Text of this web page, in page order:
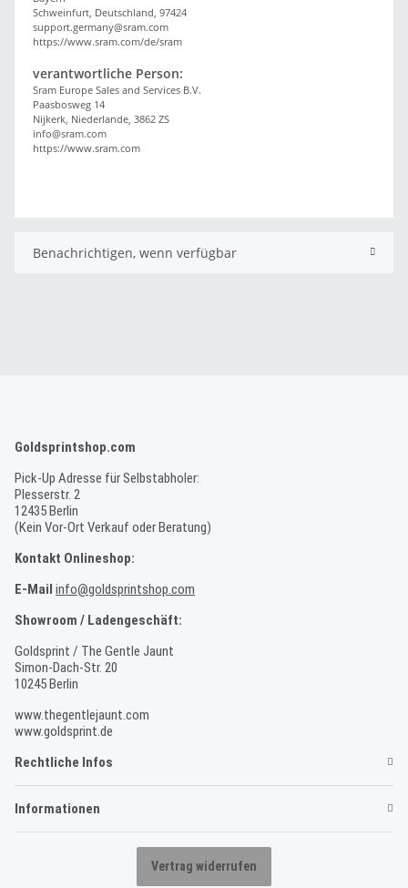
Schweinfurt, Deutschland, 97424
support.germany@sram.com
https://www.sram.com/de/sram
verantwortliche Person:
Sram Europe Sales and Services B.V.
Paasbosweg 14
Nijkerk, Niederlande, 3862 ZS
info@sram.com
https://www.sram.com
Benachrichtigen, wenn verfügbar
Goldsprintshop.com
Pick-Up Adresse für Selbstabholer:
Plesserstr. 2
12435 Berlin
(Kein Vor-Ort Verkauf oder Beratung)
Kontakt Onlineshop:
E-Mail info@goldsprintshop.com
Showroom / Ladengeschäft:
Goldsprint / The Gentle Jaunt
Simon-Dach-Str. 20
10245 Berlin
www.thegentlejaunt.com
www.goldsprint.de
Rechtliche Infos
Informationen
Vertrag widerrufen